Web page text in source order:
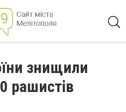
знищили
рашистів